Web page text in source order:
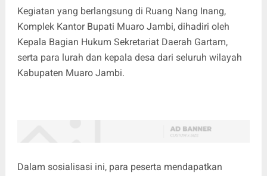
Kegiatan yang berlangsung di Ruang Nang Inang,
Komplek Kantor Bupati Muaro Jambi, dihadiri oleh
Kepala Bagian Hukum Sekretariat Daerah Gartam,
serta para lurah dan kepala desa dari seluruh wilayah
Kabupaten Muaro Jambi.
Dalam sosialisasi ini, para peserta mendapatkan